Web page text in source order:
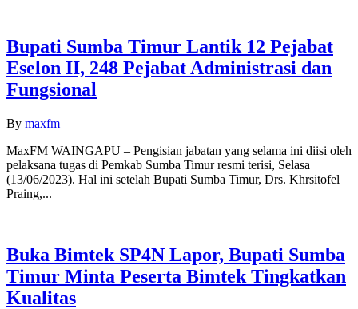
Bupati Sumba Timur Lantik 12 Pejabat
Eselon II, 248 Pejabat Administrasi dan
Fungsional
By maxfm
MaxFM WAINGAPU – Pengisian jabatan yang selama ini diisi oleh
pelaksana tugas di Pemkab Sumba Timur resmi terisi, Selasa
(13/06/2023). Hal ini setelah Bupati Sumba Timur, Drs. Khrsitofel
Praing,...
Buka Bimtek SP4N Lapor, Bupati Sumba
Timur Minta Peserta Bimtek Tingkatkan
Kualitas